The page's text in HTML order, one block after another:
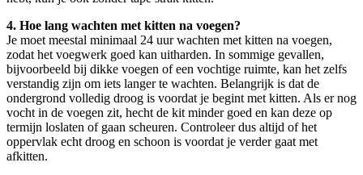
4. Hoe lang wachten met kitten na voegen?
Je moet meestal minimaal 24 uur wachten met kitten na voegen,
zodat het voegwerk goed kan uitharden. In sommige gevallen,
bijvoorbeeld bij dikke voegen of een vochtige ruimte, kan het zelfs
verstandig zijn om iets langer te wachten. Belangrijk is dat de
ondergrond volledig droog is voordat je begint met kitten. Als er nog
vocht in de voegen zit, hecht de kit minder goed en kan deze op
termijn loslaten of gaan scheuren. Controleer dus altijd of het
oppervlak echt droog en schoon is voordat je verder gaat met
afkitten.